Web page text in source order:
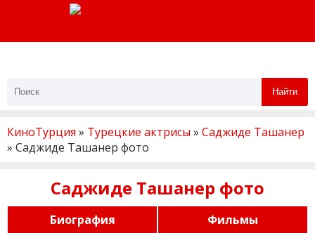
Найти
КиноТурция » Турецкие актрисы » Саджиде Ташанер
» Саджиде Ташанер фото
Саджиде Ташанер фото
Биография
Фильмы